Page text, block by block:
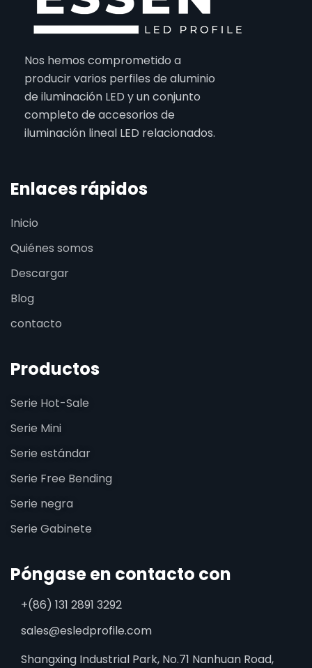
Nos hemos comprometido a
producir varios perfiles de aluminio
de iluminación LED y un conjunto
completo de accesorios de
iluminación lineal LED relacionados.
Enlaces rápidos
Inicio
Quiénes somos
Descargar
Blog
contacto
Productos
Serie Hot-Sale
Serie Mini
Serie estándar
Serie Free Bending
Serie negra
Serie Gabinete
Póngase en contacto con
+(86) 131 2891 3292
sales@esledprofile.com
Shangxing Industrial Park, No.71 Nanhuan Road,